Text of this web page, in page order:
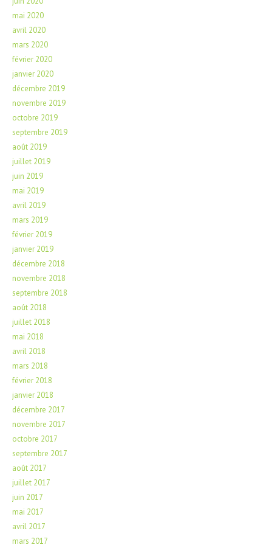
mai 2020
avril 2020
mars 2020
février 2020
janvier 2020
décembre 2019
novembre 2019
octobre 2019
septembre 2019
août 2019
juillet 2019
juin 2019
mai 2019
avril 2019
mars 2019
février 2019
janvier 2019
décembre 2018
novembre 2018
septembre 2018
août 2018
juillet 2018
mai 2018
avril 2018
mars 2018
février 2018
janvier 2018
décembre 2017
novembre 2017
octobre 2017
septembre 2017
août 2017
juillet 2017
juin 2017
mai 2017
avril 2017
mars 2017